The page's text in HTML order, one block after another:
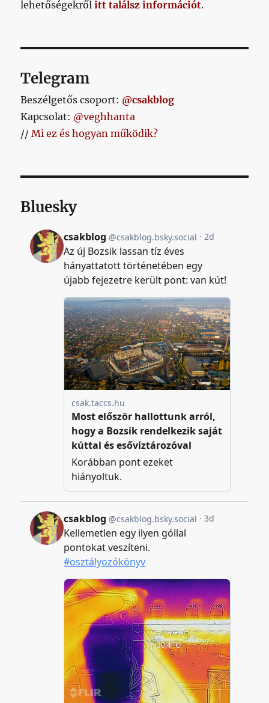
lehetőségekrőlitt találsz információt.
Telegram
Beszélgetős csoport: @csakblog
Kapcsolat: @veghhanta
//Mi ez és hogyan működik?
Bluesky